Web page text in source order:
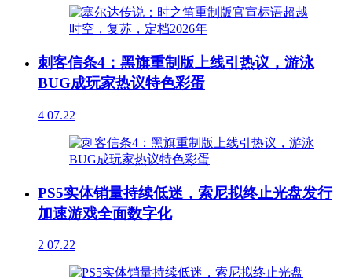
刺客信条4：黑旗重制版上线引热议，游泳
BUG成玩家热议特色彩蛋
4 07.22
PS5实体销量持续低迷，索尼拟终止光盘发行
加速游戏全面数字化
2 07.22